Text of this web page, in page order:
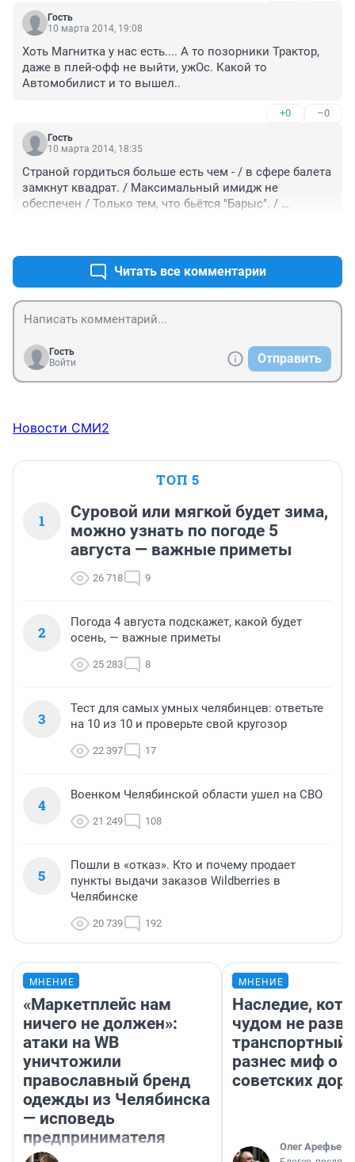
Гость
10 марта 2014, 19:08
Хоть Магнитка у нас есть.... А то позорники Трактор,
даже в плей-офф не выйти, ужОс. Какой то
Автомобилист и то вышел..
+0 –0
Гость
10 марта 2014, 18:35
Страной гордиться больше есть чем - / в сфере балета
замкнут квадрат. / Максимальный имидж не
обеспечен / Только тем, что бьётся "Барыс". /
Читать все комментарии
Гость
Войти
Отправить
Новости СМИ2
ТОП 5
1
Суровой или мягкой будет зима,
можно узнать по погоде 5
августа — важные приметы
26 718 9
2
Погода 4 августа подскажет, какой будет
осень, — важные приметы
25 283 8
3
Тест для самых умных челябинцев: ответьте
на 10 из 10 и проверьте свой кругозор
22 397 17
4
Военком Челябинской области ушел на СВО
21 249 108
5
Пошли в «отказ». Кто и почему продает
пункты выдачи заказов Wildberries в
Челябинске
20 739 192
МНЕНИЕ
«Маркетплейс нам
ничего не должен»:
атаки на WB
уничтожили
православный бренд
одежды из Челябинска
— исповедь
предпринимателя
МНЕНИЕ
Наследие,
чудом не
транспортный
разнес миф о
советских
Олег Арефьев